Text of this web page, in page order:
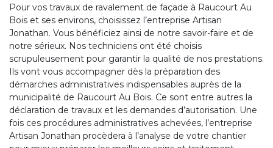
Pour vos travaux de ravalement de façade à Raucourt Au
Bois et ses environs, choisissez l’entreprise Artisan
Jonathan. Vous bénéficiez ainsi de notre savoir-faire et de
notre sérieux. Nos techniciens ont été choisis
scrupuleusement pour garantir la qualité de nos prestations.
Ils vont vous accompagner dès la préparation des
démarches administratives indispensables auprès de la
municipalité de Raucourt Au Bois. Ce sont entre autres la
déclaration de travaux et les demandes d’autorisation. Une
fois ces procédures administratives achevées, l’entreprise
Artisan Jonathan procèdera à l’analyse de votre chantier